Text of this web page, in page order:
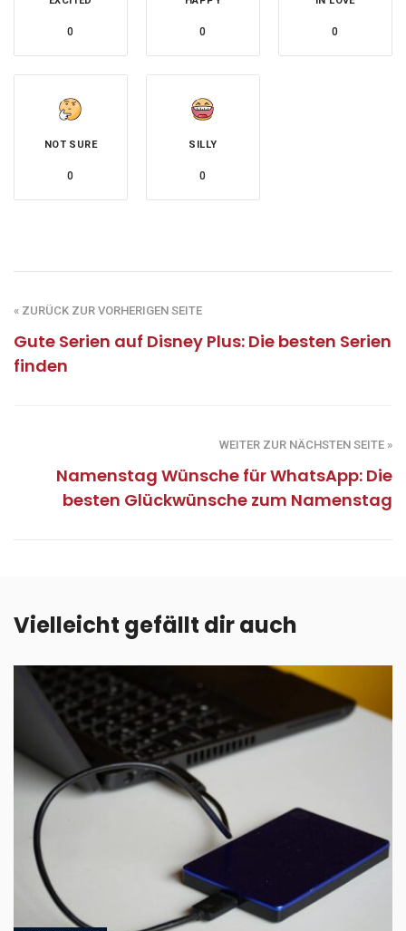
0 0 0
NOT SURE
0
SILLY
0
« ZURÜCK ZUR VORHERIGEN SEITE
Gute Serien auf Disney Plus: Die besten Serien
finden
WEITER ZUR NÄCHSTEN SEITE »
Namenstag Wünsche für WhatsApp: Die
besten Glückwünsche zum Namenstag
Vielleicht gefällt dir auch